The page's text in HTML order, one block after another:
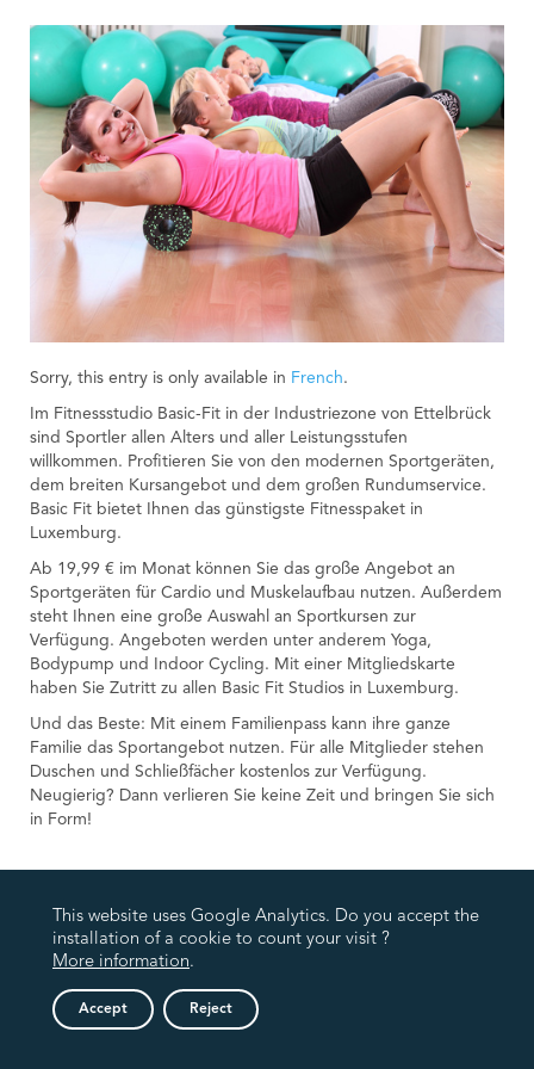
Sorry, this entry is only available in French.
Im Fitnessstudio Basic-Fit in der Industriezone von Ettelbrück
sind Sportler allen Alters und aller Leistungsstufen
willkommen. Profitieren Sie von den modernen Sportgeräten,
dem breiten Kursangebot und dem großen Rundumservice.
Basic Fit bietet Ihnen das günstigste Fitnesspaket in
Luxemburg.
Ab 19,99 € im Monat können Sie das große Angebot an
Sportgeräten für Cardio und Muskelaufbau nutzen. Außerdem
steht Ihnen eine große Auswahl an Sportkursen zur
Verfügung. Angeboten werden unter anderem Yoga,
Bodypump und Indoor Cycling. Mit einer Mitgliedskarte
haben Sie Zutritt zu allen Basic Fit Studios in Luxemburg.
Und das Beste: Mit einem Familienpass kann ihre ganze
Familie das Sportangebot nutzen. Für alle Mitglieder stehen
Duschen und Schließfächer kostenlos zur Verfügung.
Neugierig? Dann verlieren Sie keine Zeit und bringen Sie sich
in Form!
This website uses Google Analytics. Do you accept the
installation of a cookie to count your visit ?
More information.
Accept Reject